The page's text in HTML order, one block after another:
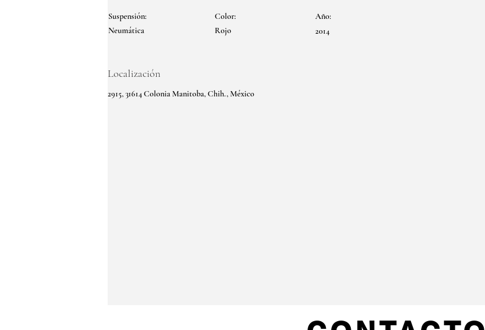
Suspensión:
Neumática
Color:
Rojo
Año:
2014
Localización
2915, 31614 Colonia Manitoba, Chih., México